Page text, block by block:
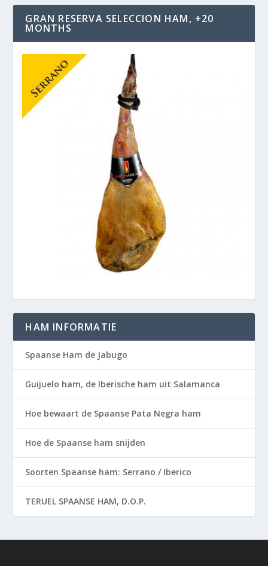
GRAN RESERVA SELECCION HAM, +20
MONTHS
HAM INFORMATIE
Spaanse Ham de Jabugo
Guijuelo ham, de Iberische ham uit Salamanca
Hoe bewaart de Spaanse Pata Negra ham
Hoe de Spaanse ham snijden
Soorten Spaanse ham: Serrano / Iberico
TERUEL SPAANSE HAM, D.O.P.